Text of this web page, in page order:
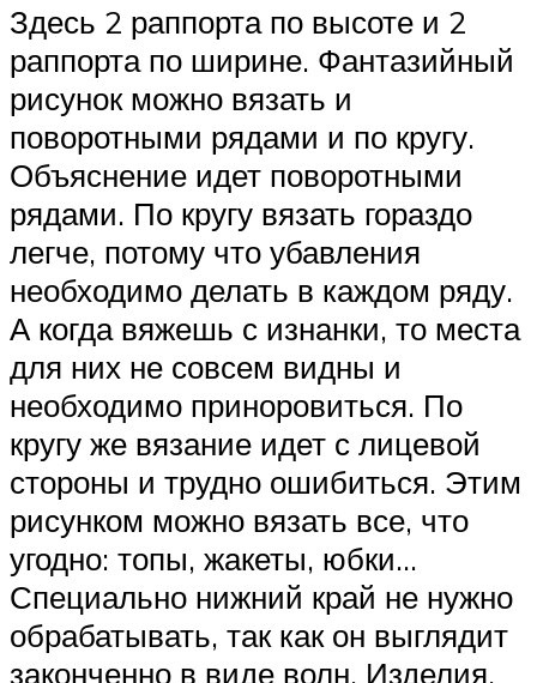
Здесь 2 раппорта по высоте и 2
раппорта по ширине. Фантазийный
рисунок можно вязать и
поворотными рядами и по кругу.
Объяснение идет поворотными
рядами. По кругу вязать гораздо
легче, потому что убавления
необходимо делать в каждом ряду.
А когда вяжешь с изнанки, то места
для них не совсем видны и
необходимо приноровиться. По
кругу же вязание идет с лицевой
стороны и трудно ошибиться. Этим
рисунком можно вязать все, что
угодно: топы, жакеты, юбки…
Специально нижний край не нужно
обрабатывать, так как он выглядит
законченно в виде волн. Изделия,